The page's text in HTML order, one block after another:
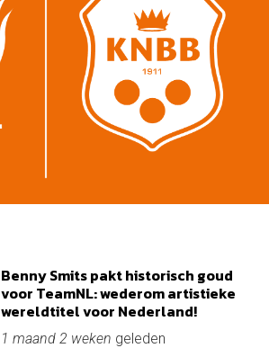
Benny Smits pakt historisch goud
voor TeamNL: wederom artistieke
wereldtitel voor Nederland!
1 maand 2 weken geleden